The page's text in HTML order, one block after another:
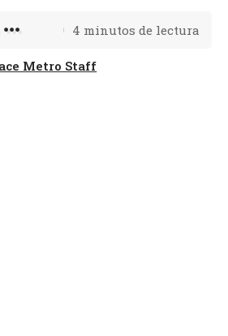
Metro Staff
4 minutos de lectura